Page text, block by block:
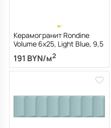
Керамогранит Rondine
Volume 6х25, Light Blue, 9,5
191 BYN/м2